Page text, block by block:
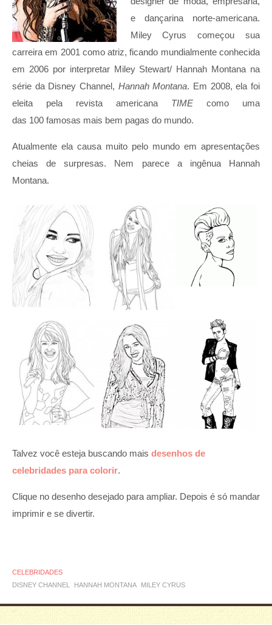
e dançarina norte-americana.
Miley Cyrus começou sua
carreira em 2001 como atriz, ficando mundialmente conhecida
em 2006 por interpretar Miley Stewart/ Hannah Montana na
série da Disney Channel, Hannah Montana. Em 2008, ela foi
eleita pela revista americana TIME como uma
das 100 famosas mais bem pagas do mundo.
Atualmente ela causa muito pelo mundo em apresentações
cheias de surpresas. Nem parece a ingênua Hannah
Montana.
Talvez você esteja buscando mais desenhos de
celebridades para colorir.
Clique no desenho desejado para ampliar. Depois é só mandar
imprimir e se divertir.
CELEBRIDADES
DISNEY CHANNEL
HANNAH MONTANA MILEY CYRUS